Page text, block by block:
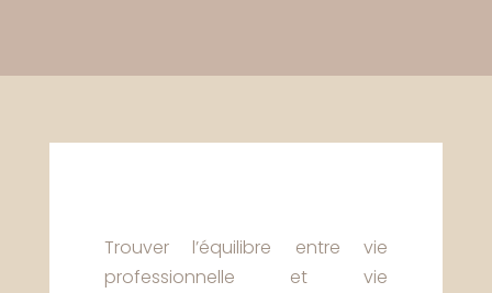
Trouver l’équilibre entre vie
professionnelle et vie